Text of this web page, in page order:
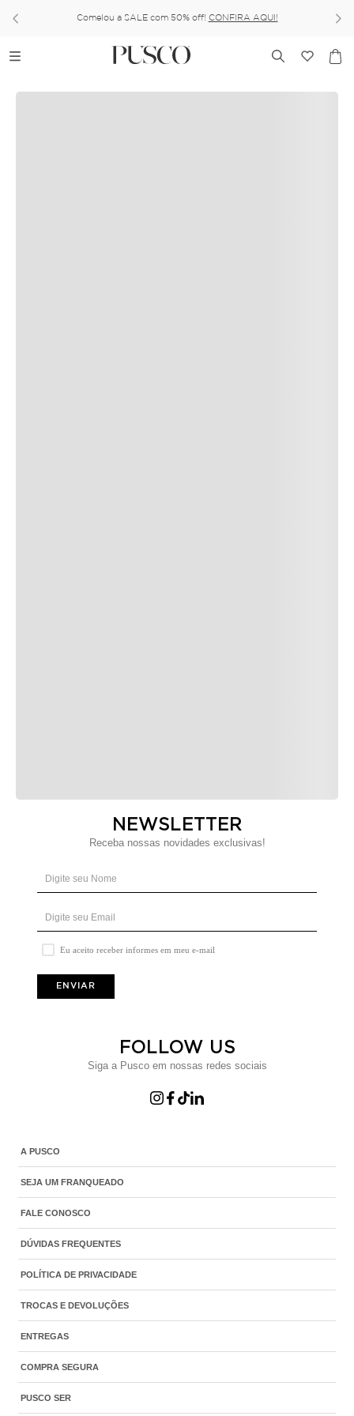
Comelou a SALE com 50% off! CONFIRA AQUI!
NEWSLETTER
Receba nossas novidades exclusivas!
Eu aceito receber informes em meu e-mail
ENVIAR
FOLLOW US
Siga a Pusco em nossas redes sociais
A PUSCO
SEJA UM FRANQUEADO
FALE CONOSCO
DÚVIDAS FREQUENTES
POLÍTICA DE PRIVACIDADE
TROCAS E DEVOLUÇÕES
ENTREGAS
COMPRA SEGURA
PUSCO SER